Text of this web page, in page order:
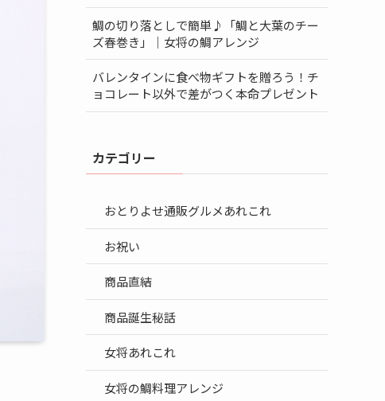
鯛の切り落としで簡単♪「鯛と大葉のチー
ズ春巻き」｜女将の鯛アレンジ
バレンタインに食べ物ギフトを贈ろう！チ
ョコレート以外で差がつく本命プレゼント
カテゴリー
おとりよせ通販グルメあれこれ
お祝い
商品直結
商品誕生秘話
女将あれこれ
女将の鯛料理アレンジ